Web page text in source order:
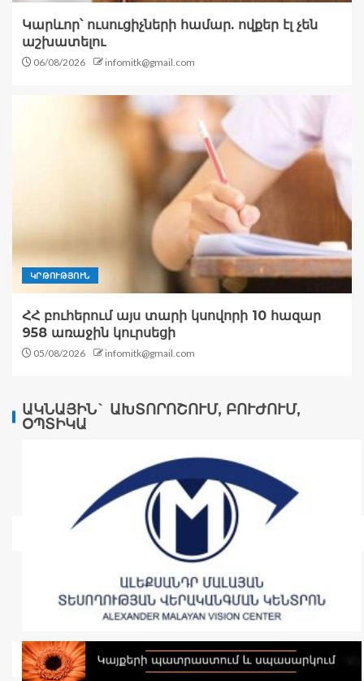
Կարևոր՝ ուսուցիչների համար. ովքեր էլ չեն
աշխատելու
06/08/2026 infomitk@gmail.com
ԿՐԹՈՒԹՅՈՒՆ
ՀՀ բուհերում այս տարի կսովորի 10 հազար
958 առաջին կուրսեցի
05/08/2026 infomitk@gmail.com
ԱԿՆԱՅԻՆ` ԱԽՏՈՐՈՇՈՒՄ, ԲՈՒԺՈՒՄ,
ՕՊՏԻԿԱ